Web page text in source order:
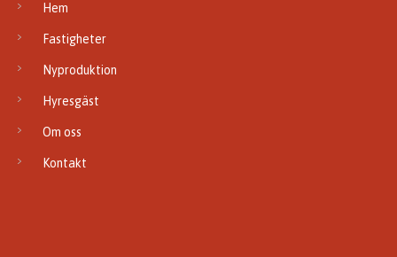
Hem
Fastigheter
Nyproduktion
Hyresgäst
Om oss
Kontakt